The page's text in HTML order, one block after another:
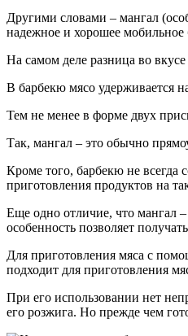
Другими словами – мангал
надежное и хорошее мобильное
На самом деле разница во
В барбекю мясо удерживается
Тем не менее в форме двух
Так, мангал – это обычно
Кроме того, барбекю не всегда
приготовления продуктов на
Еще одно отличие, что мангал
особенность позволяет
Для приготовления мяса с
подходит для приготовления
При его использовании нет
его розжига. Но прежде чем